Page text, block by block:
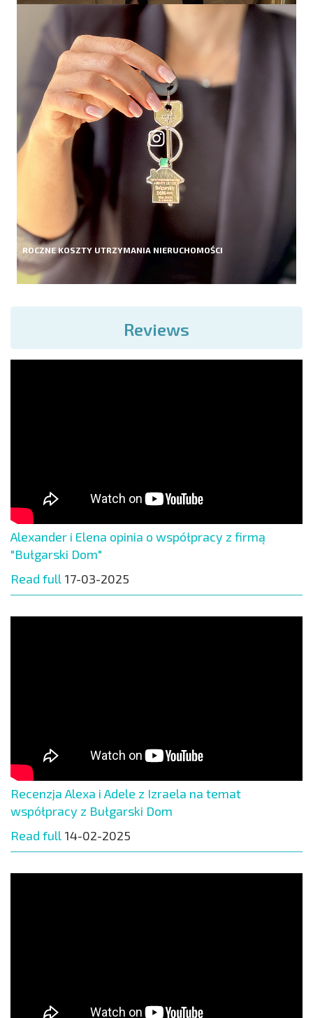
ROCZNE KOSZTY UTRZYMANIA NIERUCHOMOŚCI
Reviews
Alexander i Elena opinia o współpracy z firmą
"Bułgarski Dom"
Read full 17-03-2025
Recenzja Alexa i Adele z Izraela na temat
współpracy z Bułgarski Dom
Read full 14-02-2025